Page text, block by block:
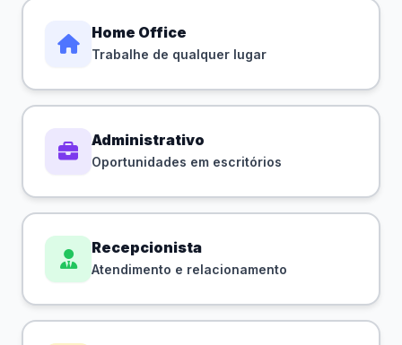
Home Office
Trabalhe de qualquer lugar
Administrativo
Oportunidades em escritórios
Recepcionista
Atendimento e relacionamento